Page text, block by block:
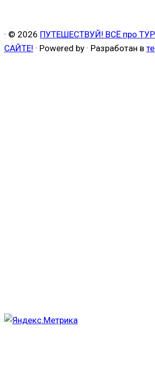
· © 2026 ПУТЕШЕСТВУЙ! ВСЁ про
САЙТЕ! · Powered by · Разработан в